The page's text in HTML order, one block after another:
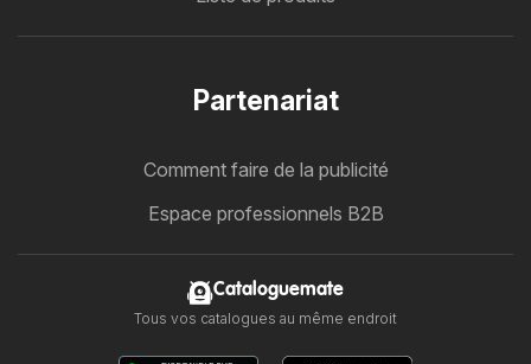
Partenariat
Comment faire de la publicité
Espace professionnels B2B
Cataloguemate
Tous vos catalogues au même endroit